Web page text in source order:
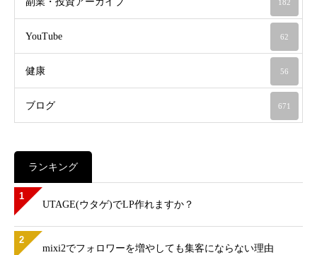
182
YouTube 62
健康 56
ブログ 671
ランキング
1
UTAGE(ウタゲ)でLP作れますか？
2
mixi2でフォロワーを増やしても集客にならない理由